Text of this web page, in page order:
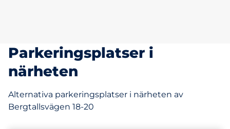
Parkeringsplatser i
närheten
Alternativa parkeringsplatser i närheten av
Bergtallsvägen 18-20